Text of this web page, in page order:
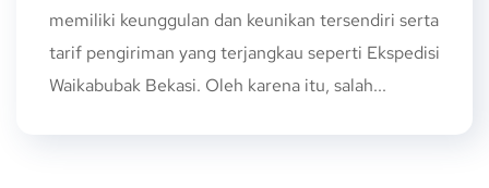
memiliki keunggulan dan keunikan tersendiri serta
tarif pengiriman yang terjangkau seperti Ekspedisi
Waikabubak Bekasi. Oleh karena itu, salah...